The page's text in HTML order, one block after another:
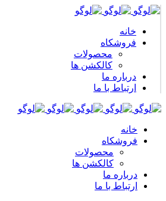
خانه
فروشکاه
محصولات
کالکشن ها
درباره ما
ارتباط با ما
خانه
فروشکاه
محصولات
کالکشن ها
درباره ما
ارتباط با ما